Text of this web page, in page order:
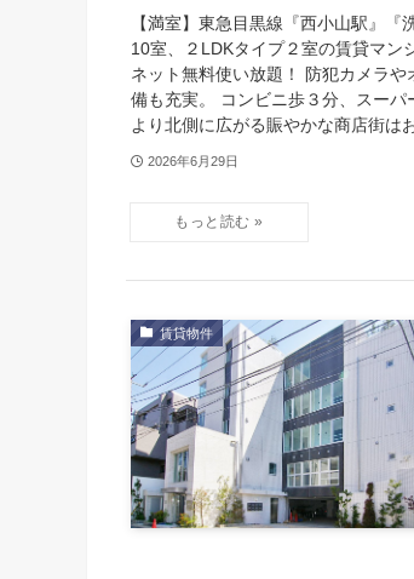
【満室】東急目黒線『西小山駅』
10室、２LDKタイプ２室の賃貸マン
ネット無料使い放題！ 防犯カメラ
備も充実。 コンビニ歩３分、スー
より北側に広がる賑やかな商店街は
2026年6月29日
賃貸物件